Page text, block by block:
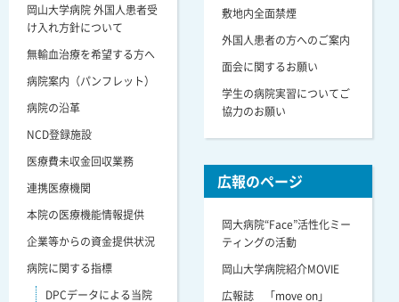
岡山大学病院 外国人患者受
け入れ方針について
無輸血治療を希望する方へ
病院案内（パンフレット）
病院の沿革
NCD登録施設
医療費未収金回収業務
連携医療機関
本院の医療機能情報提供
企業等からの資金提供状況
病院に関する指標
DPCデータによる当院
敷地内全面禁煙
外国人患者の方へのご案内
面会に関するお願い
学生の病院実習についてご
協力のお願い
広報のページ
岡大病院“Face”活性化ミー
ティングの活動
岡山大学病院紹介MOVIE
広報誌 「move on」